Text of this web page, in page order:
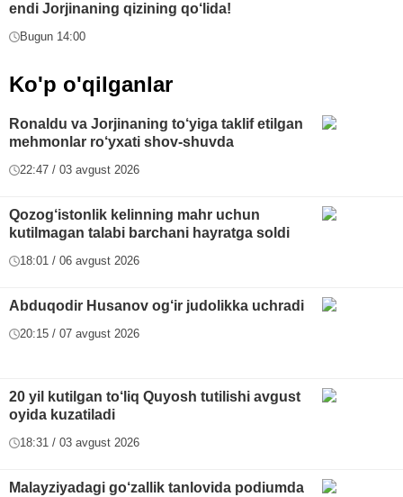
endi Jorjinaning qizining qo‘lida!
Bugun 14:00
Ko'p o'qilganlar
Ronaldu va Jorjinaning to‘yiga taklif etilgan
mehmonlar ro‘yxati shov-shuvda
22:47 / 03 avgust 2026
Qozog‘istonlik kelinning mahr uchun
kutilmagan talabi barchani hayratga soldi
18:01 / 06 avgust 2026
Abduqodir Husanov og‘ir judolikka uchradi
20:15 / 07 avgust 2026
20 yil kutilgan to‘liq Quyosh tutilishi avgust
oyida kuzatiladi
18:31 / 03 avgust 2026
Malayziyadagi go‘zallik tanlovida podiumda